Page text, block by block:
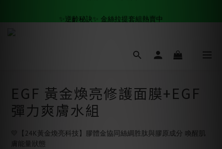
✨逆齡秘訣✨ 金絲拉提套組熱賣中
EGF 黃金煥亮修護面膜+EGF
彈力爽膚水組
💛【24K黃金煥亮科技】膠體金協同絲綢胜肽與膠原成分 喚醒肌
膚能量狀態